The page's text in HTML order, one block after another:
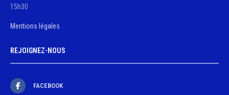
15h30
Mentions légales
REJOIGNEZ-NOUS
FACEBOOK